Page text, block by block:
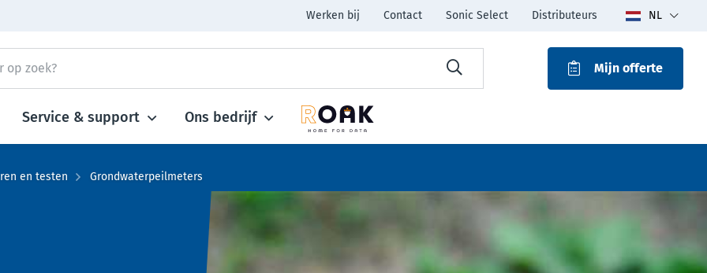
Werken bij Contact Sonic Select Distributeurs NL
Mijn offerte
Service & support Ons bedrijf
en testen Grondwaterpeilmeters